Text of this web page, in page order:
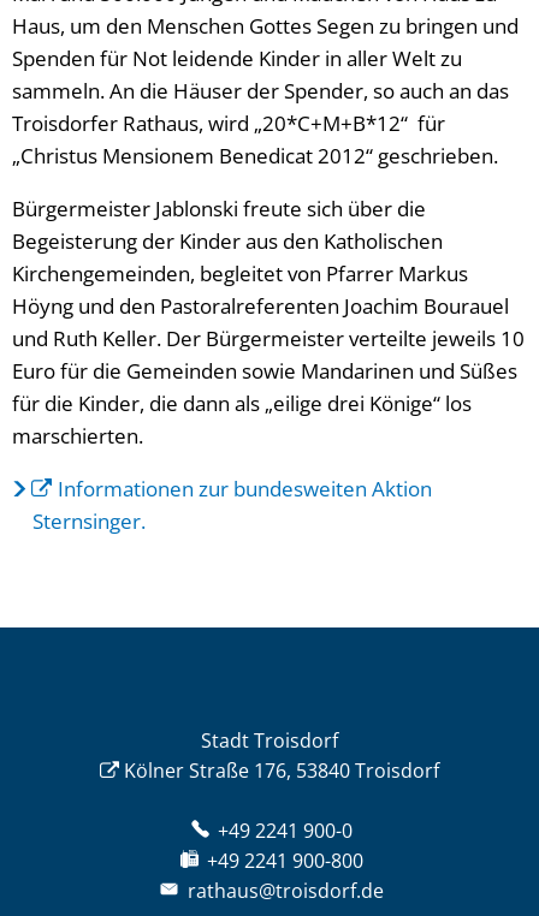
Haus, um den Menschen Gottes Segen zu bringen und
Spenden für Not leidende Kinder in aller Welt zu
sammeln. An die Häuser der Spender, so auch an das
Troisdorfer Rathaus, wird „20*C+M+B*12“ für
„Christus Mensionem Benedicat 2012“ geschrieben.
Bürgermeister Jablonski freute sich über die
Begeisterung der Kinder aus den Katholischen
Kirchengemeinden, begleitet von Pfarrer Markus
Höyng und den Pastoralreferenten Joachim Bourauel
und Ruth Keller. Der Bürgermeister verteilte jeweils 10
Euro für die Gemeinden sowie Mandarinen und Süßes
für die Kinder, die dann als „eilige drei Könige“ los
marschierten.
Informationen zur bundesweiten Aktion
Sternsinger.
Stadt Troisdorf
Kölner Straße 176, 53840 Troisdorf
+49 2241 900-0
+49 2241 900-800
rathaus@troisdorf.de